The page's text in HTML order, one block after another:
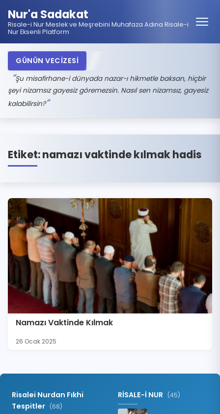
Nur'a Sadakat
Risale-i Nur Meslek ve Meşrebini Muhafaza Adına Risale-i
Nur Eksenli Platform
GÜNÜN VECİZESİ
Şu misafirhane-i dünyada nazar-ı hikmetle baksan, hiçbir
şeyi nizamsız gayesiz göremezsin. Nasıl sen nizamsız, gayesiz
kalabilirsin?
Etiket:namazı vaktinde kılmak hadis
Namazı Vaktinde Kılmak
26 Ocak 2025
Risalei Nurdan Fıkhi
Tespitler (68)
RİSALE-İ NUR (45)